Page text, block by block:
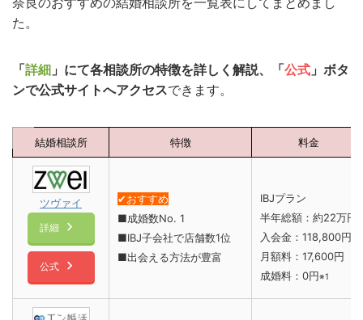
た。
「詳細 」にて各相談所の特徴を詳しく解説、「公式 」ボタ
ンで公式サイトへアクセスできます。
結婚相談所 特徴 料金
ツヴァイ
詳細
公式
✔︎おすすめ
■成婚数No. 1
■IBJ子会社で店舗数1位
■出会える方法が豊富
IBJプラン
半年総額：約22万円
入会金：118,800円
月額料：17,600円
成婚料：0円※1